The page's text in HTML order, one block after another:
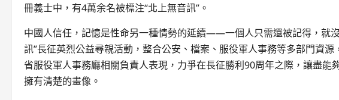
冊義士中，有4萬余名被標注“北上無音訊”。
中國人信任，記憶是性命另一種情勢的延續——一個人只需還被記得，就
訊”長征英烈公益尋親活動，整合公安、檔案、服役軍人事務等多部門資源
省服役軍人事務廳相關負責人表現，力爭在長征勝利90周年之際，讓盡能
擁有清楚的畫像。